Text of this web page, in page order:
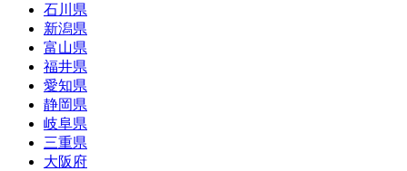
石川県
新潟県
富山県
福井県
愛知県
静岡県
岐阜県
三重県
大阪府